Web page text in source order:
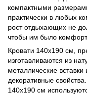
компактными
практически в любых
рост отдыхающих не
чтобы им было
Кровати 140x190 см,
изготавливаются из
металлические
декоративные
140x190 см